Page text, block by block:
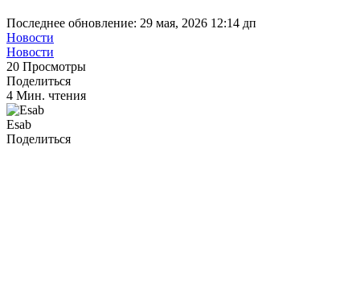
Последнее обновление: 29 мая, 2026 12:14 дп
Новости
Новости
20 Просмотры
Поделиться
4 Мин. чтения
Esab
Поделиться